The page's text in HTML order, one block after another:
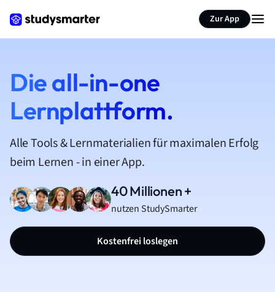
Zur App
Die all-in-one
Lernplattform.
Alle Tools & Lernmaterialien für maximalen Erfolg
beim Lernen - in einer App.
40 Millionen +
nutzen StudySmarter
Kostenfrei loslegen